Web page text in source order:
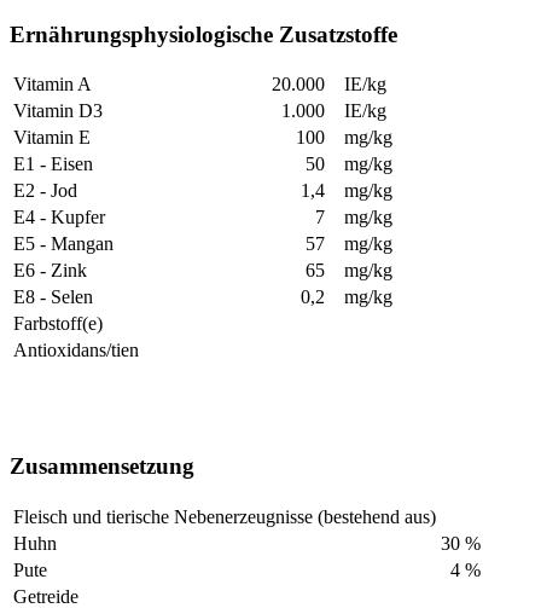
Ernährungsphysiologische Zusatzstoffe
Vitamin A 20.000
IE/kg
Vitamin D3
1.000
IE/kg
Vitamin E
100
mg/kg
E1 - Eisen
50
mg/kg
E2 - Jod
1,4
mg/kg
E4 - Kupfer
7
mg/kg
E5 - Mangan
57
mg/kg
E6 - Zink
65
mg/kg
E8 - Selen
0,2
mg/kg
Farbstoff(e)
Antioxidans/tien
Zusammensetzung
Fleisch und tierische Nebenerzeugnisse (bestehend aus)
Huhn
30 %
Pute
4 %
Getreide